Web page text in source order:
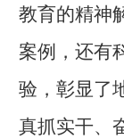
教育的精神
案例，还有
验，彰显了
真抓实干、